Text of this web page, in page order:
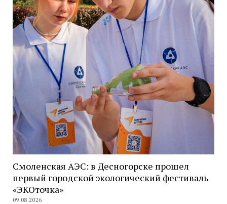
Смоленская АЭС: в Десногорске прошел
первый городской экологический фестиваль
«ЭКОточка»
09.08.2026